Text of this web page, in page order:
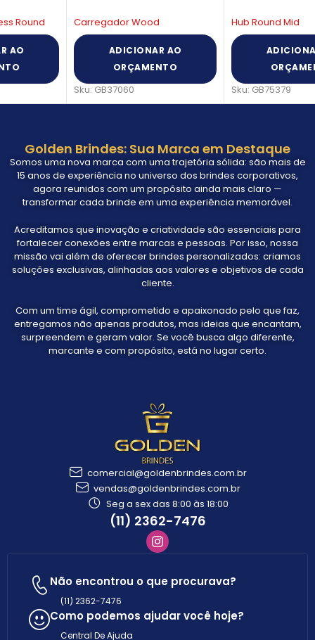
Carregador Wood
ADICIONAR AO
Hub Round Mid
ADICIONAR AO
Golden Brindes: Sua Marca em Destaque
Somos uma nova marca com uma trajetória sólida: são mais de
15 anos de experiência no universo dos brindes corporativos,
agora reunidos com um propósito ainda mais claro —
transformar cada brinde em uma experiência memorável.
Acreditamos que inovação e criatividade são essenciais para
fortalecer conexões entre marcas e pessoas. Por isso, nossa
missão vai além de oferecer brindes personalizados: criamos
soluções exclusivas, alinhadas aos valores e objetivos de cada
cliente.
Com um time ágil, comprometido e apaixonado pelo que faz,
entregamos não apenas produtos, mas ideias que encantam,
surpreendem e geram valor. Se você busca algo diferente,
marcante e com propósito, está no lugar certo.
comercial@goldenbrindes.com.br
vendas@goldenbrindes.com.br
Seg a sex das 8:00 às 18:00
(11) 2362-7476
Não encontrou o que procurava?
(11) 2362-7476
Como podemos ajudar você hoje?
Central De Ajuda